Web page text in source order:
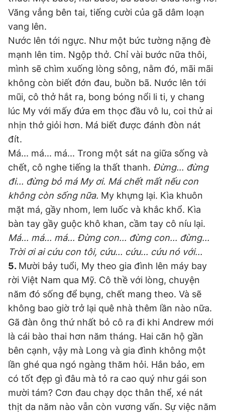
Văng vẳng bên tai, tiếng cười của gã dâm loạn
vang lên.
Nước lên tới ngực. Như một bức tường nặng đè
mạnh lên tim. Ngộp thở. Chỉ vài bước nữa thôi,
mình sẽ chìm xuống lòng sông, nằm đó, mãi mãi
không còn biết đớn đau, buồn bã. Nước lên tới
mũi, cô thở hắt ra, bong bóng nổi li ti, y chang
lúc My với mấy đứa em thọc đầu vô lu, coi thử ai
nhịn thở giỏi hơn. Má biết được đánh đòn nát
đít.
Má... má... má... Trong một sát na giữa sống và
chết, cô nghe tiếng la thất thanh. Đừng... đừng
đi... đừng bỏ má My ơi. Má chết mất nếu con
không còn sống nữa. My khựng lại. Kìa khuôn
mặt má, gầy nhom, lem luốc và khắc khổ. Kìa
bàn tay gầy guộc khô khan, cầm tay cô níu lại.
Má... má... má... Đừng con... đừng con... đừng...
Trời ơi ai cứu con tôi, cứu... cứu... cứu nó với...
5. Mười bảy tuổi, My theo gia đình lên máy bay
rời Việt Nam qua Mỹ. Cô thề với lòng, chuyện
năm đó sống để bụng, chết mang theo. Và sẽ
không bao giờ trở lại quê nhà thêm lần nào nữa.
Gã đàn ông thứ nhất bỏ cô ra đi khi Andrew mới
là cái bào thai hơn năm tháng. Hai căn hộ gần
bên cạnh, vậy mà Long và gia đình không một
lần ghé qua ngó ngàng thăm hỏi. Hắn bảo, em
có tốt đẹp gì đâu mà tỏ ra cao quý như gái son
mười tám? Cơn đau chạy dọc thân thể, xé nát
thịt da năm nào vẫn còn vương vấn. Sự việc năm